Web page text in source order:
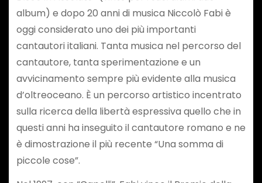
album) e dopo 20 anni di musica Niccolò Fabi è
oggi considerato uno dei più importanti
cantautori italiani. Tanta musica nel percorso del
cantautore, tanta sperimentazione e un
avvicinamento sempre più evidente alla musica
d’oltreoceano. È un percorso artistico incentrato
sulla ricerca della libertà espressiva quello che in
questi anni ha inseguito il cantautore romano e ne
è dimostrazione il più recente “Una somma di
piccole cose”.